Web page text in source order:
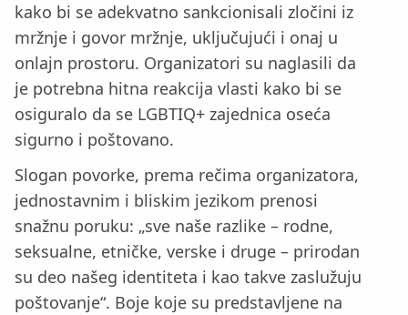
kako bi se adekvatno sankcionisali zločini iz
mržnje i govor mržnje, uključujući i onaj u
onlajn prostoru. Organizatori su naglasili da
je potrebna hitna reakcija vlasti kako bi se
osiguralo da se LGBTIQ+ zajednica oseća
sigurno i poštovano.
Slogan povorke, prema rečima organizatora,
jednostavnim i bliskim jezikom prenosi
snažnu poruku: „sve naše razlike – rodne,
seksualne, etničke, verske i druge – prirodan
su deo našeg identiteta i kao takve zaslužuju
poštovanje“. Boje koje su predstavljene na